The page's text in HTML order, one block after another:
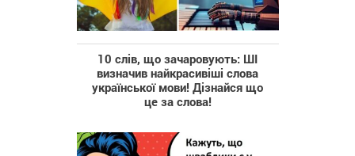
10 слів, що зачаровують: ШІ
визначив найкрасивіші слова
української мови! Дізнайся що
це за слова!